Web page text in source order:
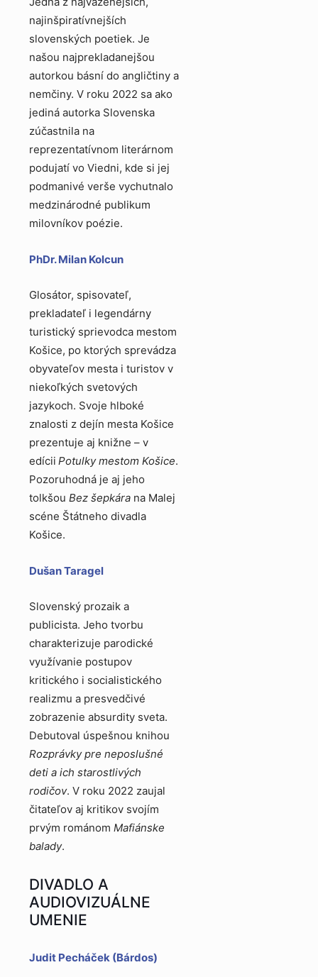
najinšpiratívnejších
slovenských poetiek. Je
našou najprekladanejšou
autorkou básní do angličtiny a
nemčiny. V roku 2022 sa ako
jediná autorka Slovenska
zúčastnila na
reprezentatívnom literárnom
podujatí vo Viedni, kde si jej
podmanivé verše vychutnalo
medzinárodné publikum
milovníkov poézie.
PhDr. Milan Kolcun
Glosátor, spisovateľ,
prekladateľ i legendárny
turistický sprievodca mestom
Košice, po ktorých sprevádza
obyvateľov mesta i turistov v
niekoľkých svetových
jazykoch. Svoje hlboké
znalosti z dejín mesta Košice
prezentuje aj knižne – v
edícii Potulky mestom Košice.
Pozoruhodná je aj jeho
tolkšou Bez šepkára na Malej
scéne Štátneho divadla
Košice.
Dušan Taragel
Slovenský prozaik a
publicista. Jeho tvorbu
charakterizuje parodické
využívanie postupov
kritického i socialistického
realizmu a presvedčivé
zobrazenie absurdity sveta.
Debutoval úspešnou knihou
Rozprávky pre neposlušné
deti a ich starostlivých
rodičov. V roku 2022 zaujal
čitateľov aj kritikov svojím
prvým románom Mafiánske
balady.
DIVADLO A
AUDIOVIZUÁLNE
UMENIE
Judit Pecháček (Bárdos)